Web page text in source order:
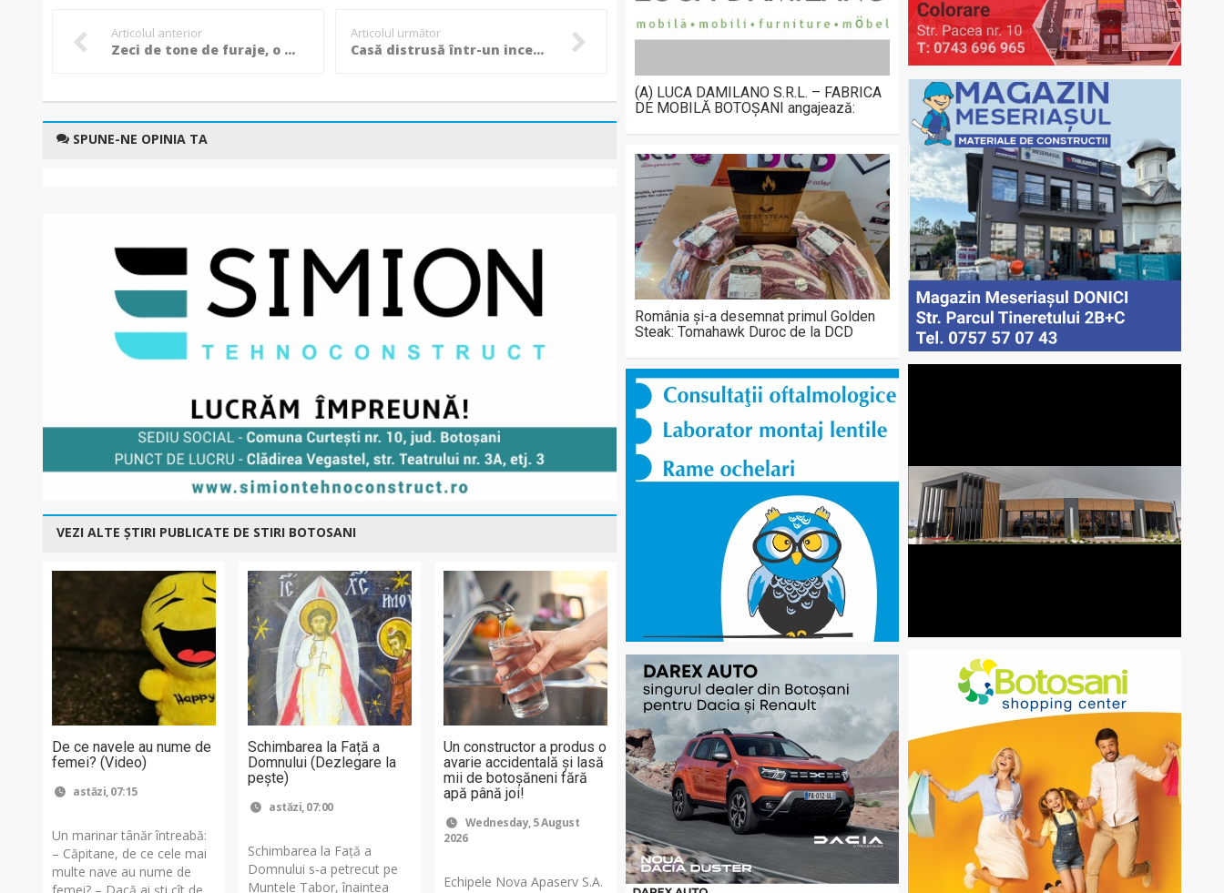
Articolul anterior
Zeci de tone de furaje, o magazie și mai multe bunuri au ars în incendiul de la Bătrânești
Articolul următor
Casă distrusă într-un incendiu provocat de proprietar
SPUNE-NE OPINIA TA
VEZI ALTE ȘTIRI PUBLICATE DE STIRI BOTOSANI
De ce navele au nume de
femei? (Video)
astăzi, 07:15
Un marinar tânăr întreabă:
– Căpitane, de ce cele mai
multe nave au nume de
Schimbarea la Față a
Domnului (Dezlegare la
peşte)
astăzi, 07:00
Schimbarea la Față a
Domnului s-a petrecut pe
Muntele Tabor, înaintea
Un constructor a produs o
avarie accidentală și lasă
mii de botoșăneni fără
apă până joi!
Wednesday, 5 August
2026
Echipele Nova Apaserv S.A.
(A) LUCA DAMILANO S.R.L. – FABRICA
DE MOBILĂ BOTOȘANI angajează:
România și-a desemnat primul Golden
Steak: Tomahawk Duroc de la DCD